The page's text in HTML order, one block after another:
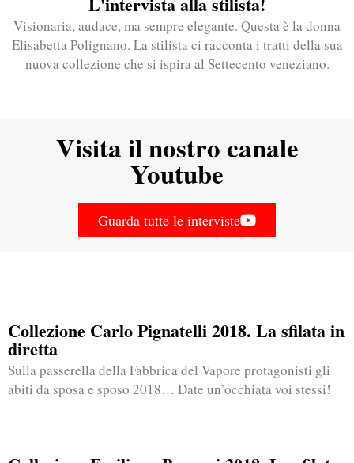
Visionaria, audace, ma sempre elegante. Questa è la donna
Elisabetta Polignano. La stilista ci racconta i tratti della sua
nuova collezione che si ispira al Settecento veneziano.
Visita il nostro canale
Youtube
Guarda tutte le interviste
Collezione Carlo Pignatelli 2018. La sfilata in
diretta
Sulla passerella della Fabbrica del Vapore protagonisti gli
abiti da sposa e sposo 2018… Date un’occhiata voi stessi!